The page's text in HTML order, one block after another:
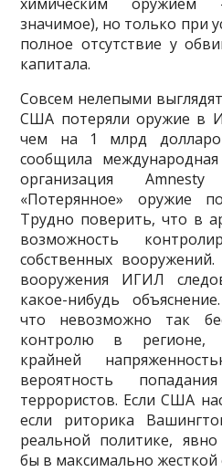
значимое), но только при
полное отсутствие у
капитала.
Совсем нелепыми
США потеряли оружие в
чем на 1 млрд
сообщила международная
организация
«Потерянное» оружие
Трудно пове­рить, что в
возможность
собственных
вооружения ИГИЛ
какое-нибудь
что невозможно так
контролю в регионе,
крайней
вероятность
террористов. Если США
если риторика
реальной политике,
бы в максимально